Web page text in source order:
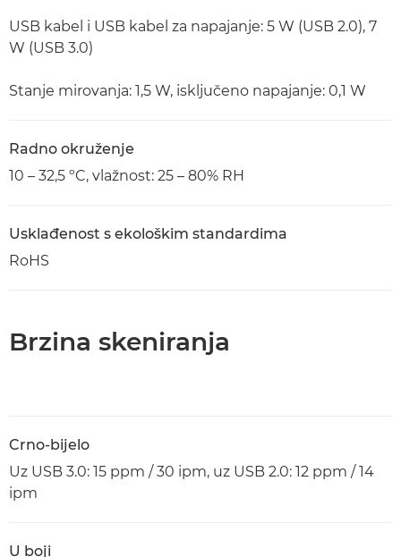
USB kabel i USB kabel za napajanje: 5 W (USB 2.0), 7
W (USB 3.0)
Stanje mirovanja: 1,5 W, isključeno napajanje: 0,1 W
Radno okruženje
10 – 32,5 ºC, vlažnost: 25 – 80% RH
Usklađenost s ekološkim standardima
RoHS
Brzina skeniranja
Crno-bijelo
Uz USB 3.0: 15 ppm / 30 ipm, uz USB 2.0: 12 ppm / 14
ipm
U boji